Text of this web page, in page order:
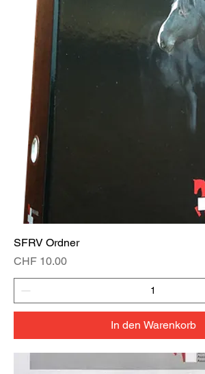
SFRV Ordner
Preis
CHF 10.00
In den Warenkorb